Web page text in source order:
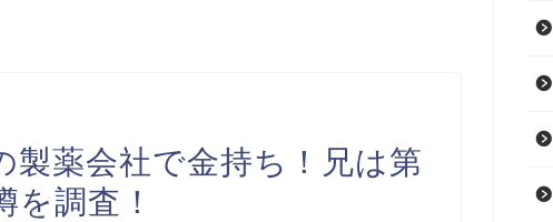
製薬会社で金持ち！兄は第
調査！